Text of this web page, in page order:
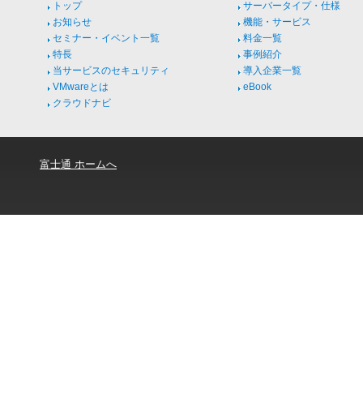
トップ
お知らせ
セミナー・イベント一覧
特長
当サービスのセキュリティ
VMwareとは
クラウドナビ
サーバータイプ・仕様
機能・サービス
料金一覧
事例紹介
導入企業一覧
eBook
富士通 ホームへ